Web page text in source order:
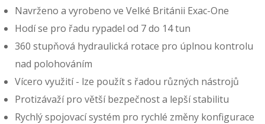
Navrženo a vyrobeno ve Velké Británii Exac-One
Hodí se pro řadu rypadel od 7 do 14 tun
360 stupňová hydraulická rotace pro úplnou kontrolu
nad polohováním
Vícero využití - lze použít s řadou různých nástrojů
Protizávaží pro větší bezpečnost a lepší stabilitu
Rychlý spojovací systém pro rychlé změny konfigurace